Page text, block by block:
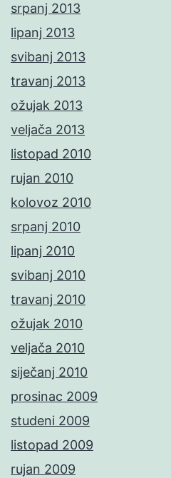
srpanj 2013
lipanj 2013
svibanj 2013
travanj 2013
ožujak 2013
veljača 2013
listopad 2010
rujan 2010
kolovoz 2010
srpanj 2010
lipanj 2010
svibanj 2010
travanj 2010
ožujak 2010
veljača 2010
siječanj 2010
prosinac 2009
studeni 2009
listopad 2009
rujan 2009